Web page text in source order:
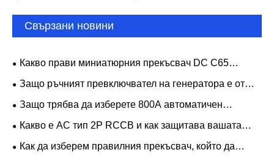
Свързани новини
Какво прави миниатюрния прекъсвач DC C65
надежден избор за съвременна електрическа защита?
Защо ръчният превключвател на генератора е от
съществено значение за безопасно и надеждно
Защо трябва да изберете 800A автоматичен
прекъсвач за вашата електрическа система
Какво е AC тип 2P RCCB и как защитава вашата
електрическа система
Как да изберем правилния прекъсвач, който да